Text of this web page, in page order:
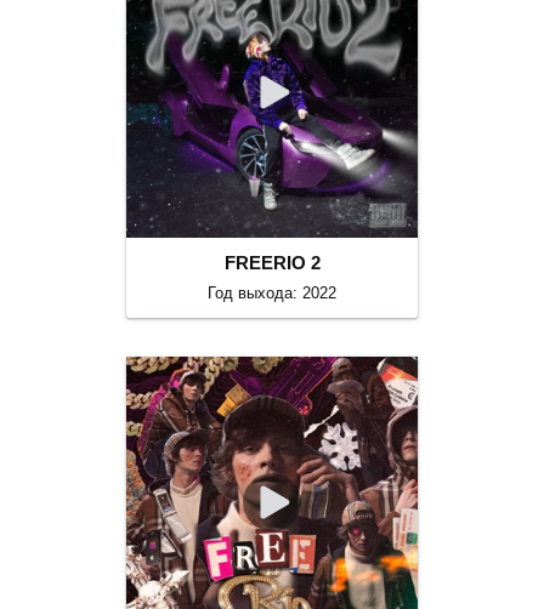
FREERIO 2
Год выхода: 2022